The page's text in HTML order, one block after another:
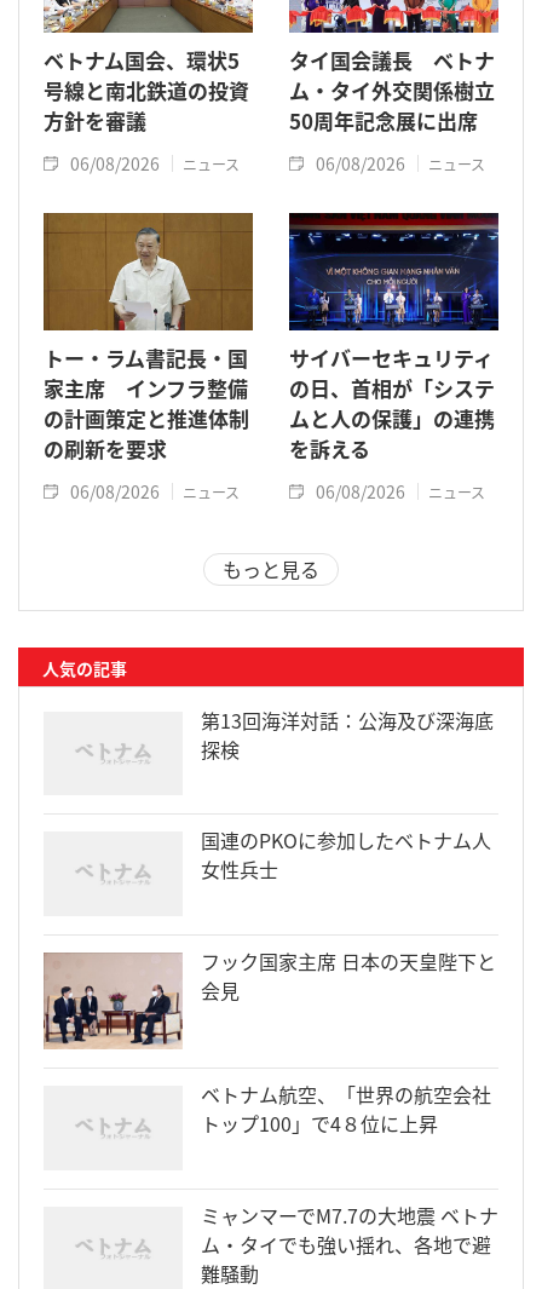
ベトナム国会、環状5
号線と南北鉄道の投資
方針を審議
06/08/2026 ニュース
タイ国会議長 ベトナ
ム・タイ外交関係樹立
50周年記念展に出席
06/08/2026 ニュース
トー・ラム書記長・国
家主席 インフラ整備
の計画策定と推進体制
の刷新を要求
06/08/2026 ニュース
サイバーセキュリティ
の日、首相が「システ
ムと人の保護」の連携
を訴える
06/08/2026 ニュース
もっと見る
人気の記事
第13回海洋対話：公海及び深海底
探検
国連のPKOに参加したベトナム人
女性兵士
フック国家主席 日本の天皇陛下と
会見
ベトナム航空、「世界の航空会社
トップ100」で4８位に上昇
ミャンマーでM7.7の大地震 ベトナ
ム・タイでも強い揺れ、各地で避
難騒動